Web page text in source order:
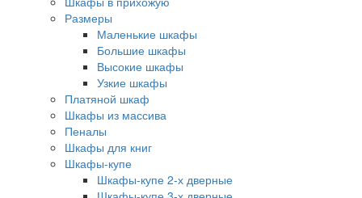
Размеры
Маленькие шкафы
Большие шкафы
Высокие шкафы
Узкие шкафы
Платяной шкаф
Шкафы из массива
Пеналы
Шкафы для книг
Шкафы-купе
Шкафы-купе 2-х дверные